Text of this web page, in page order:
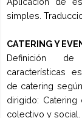
3er
diferentes
despinado,
otros. Métodos